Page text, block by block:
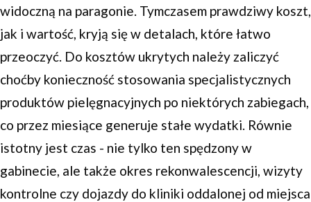
widoczną na paragonie. Tymczasem prawdziwy koszt,
jak i wartość, kryją się w detalach, które łatwo
przeoczyć. Do kosztów ukrytych należy zaliczyć
choćby konieczność stosowania specjalistycznych
produktów pielęgnacyjnych po niektórych zabiegach,
co przez miesiące generuje stałe wydatki. Równie
istotny jest czas - nie tylko ten spędzony w
gabinecie, ale także okres rekonwalescencji, wizyty
kontrolne czy dojazdy do kliniki oddalonej od miejsca